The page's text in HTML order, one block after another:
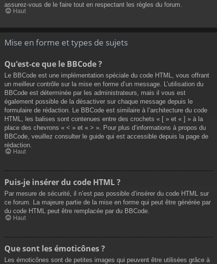
assurez-vous de le faire tout en respectant les règles du forum.
Haut
Mise en forme et types de sujets
Qu’est-ce que le BBCode ?
Le BBCode est une implémentation spéciale du code HTML, vous offrant
un meilleur contrôle sur la mise en forme d’un message. L’utilisation du
BBCode est déterminée par les administrateurs, mais il vous est
également possible de la désactiver sur chaque message depuis le
formulaire de rédaction. Le BBCode est similaire à l’architecture du code
HTML, les balises sont contenues entre des crochets « [ » et « ] » à la
place des chevrons « < » et « > ». Pour plus d’informations à propos du
BBCode, veuillez consulter le guide qui est accessible depuis la page de
rédaction.
Haut
Puis-je insérer du code HTML ?
Par mesure de sécurité, il n’est pas possible d’insérer du code HTML sur
ce forum. La majeure partie de la mise en forme qui peut être générée par
du code HTML peut être remplacée par du BBCode.
Haut
Que sont les émoticônes ?
Les émoticônes sont de petites images qui peuvent être utilisées grâce à